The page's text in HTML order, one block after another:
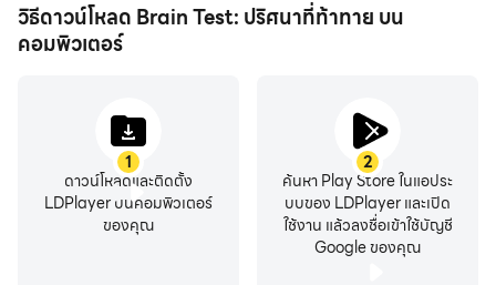
วิธีดาวน์โหลด Brain Test: ปริศนาที่ท้าทาย บน
คอมพิวเตอร์
1
ดาวน์โหลดและติดตั้ง
LDPlayer บนคอมพิวเตอร์
ของคุณ
2
ค้นหา Play Store ในแอประ
บบของ LDPlayer และเปิด
ใช้งาน แล้วลงชื่อเข้าใช้บัญชี
Google ของคุณ